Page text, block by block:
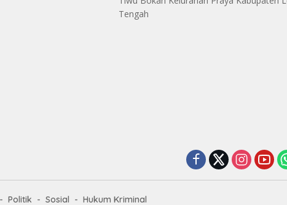
Tengah
Politik Sosial Hukum Kriminal